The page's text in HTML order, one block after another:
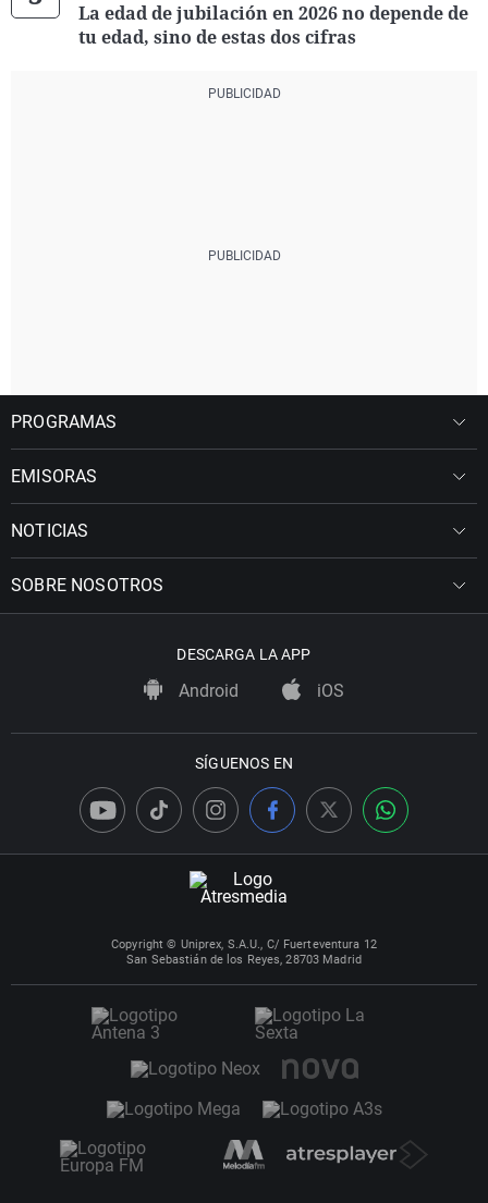
La edad de jubilación en 2026 no depende de
tu edad, sino de estas dos cifras
PROGRAMAS
EMISORAS
NOTICIAS
SOBRE NOSOTROS
DESCARGA LA APP
Android iOS
SÍGUENOS EN
Copyright © Uniprex, S.A.U., C/ Fuerteventura 12
San Sebastián de los Reyes, 28703 Madrid